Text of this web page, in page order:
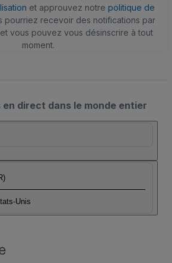
et approuvez notre politique de
pourriez recevoir des notifications par
vous pouvez vous désinscrire à tout
moment.
direct dans le monde entier
Unis